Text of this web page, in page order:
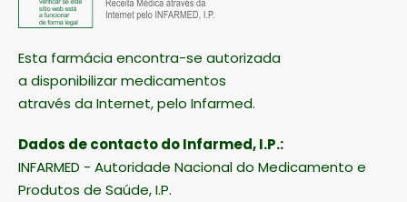
Esta farmácia encontra-se autorizada
a disponibilizar medicamentos
através da Internet, pelo Infarmed.
Dados de contacto do Infarmed, I.P.:
INFARMED - Autoridade Nacional do Medicamento e
Produtos de Saúde, I.P.